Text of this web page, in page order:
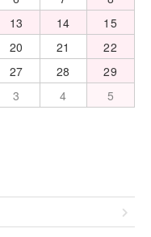
13 14
15
20 21
22
27 28
29
3 4 5